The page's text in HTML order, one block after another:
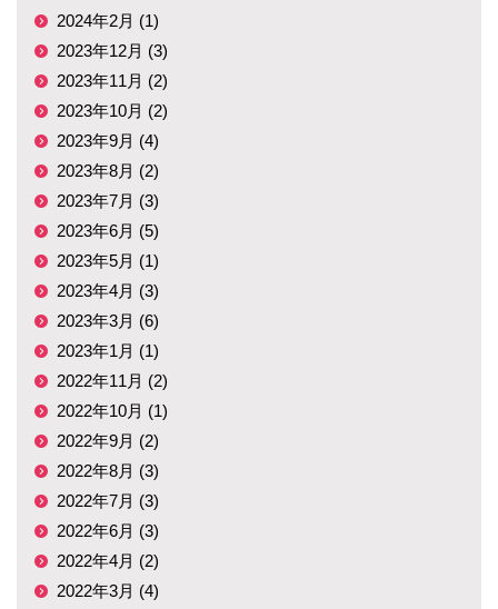
2024年2月 (1)
2023年12月 (3)
2023年11月 (2)
2023年10月 (2)
2023年9月 (4)
2023年8月 (2)
2023年7月 (3)
2023年6月 (5)
2023年5月 (1)
2023年4月 (3)
2023年3月 (6)
2023年1月 (1)
2022年11月 (2)
2022年10月 (1)
2022年9月 (2)
2022年8月 (3)
2022年7月 (3)
2022年6月 (3)
2022年4月 (2)
2022年3月 (4)